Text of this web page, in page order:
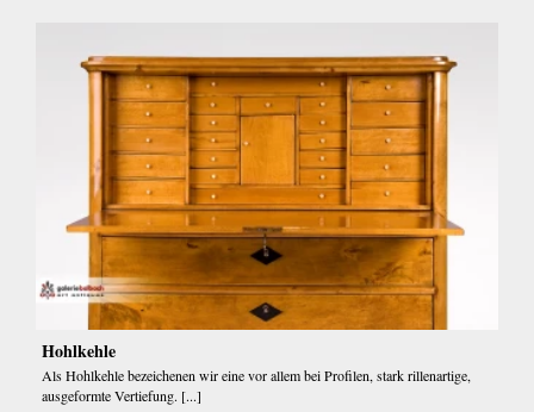
Hohlkehle
Als Hohlkehle bezeichenen wir eine vor allem bei Profilen, stark rillenartige,
ausgeformte Vertiefung. [...]